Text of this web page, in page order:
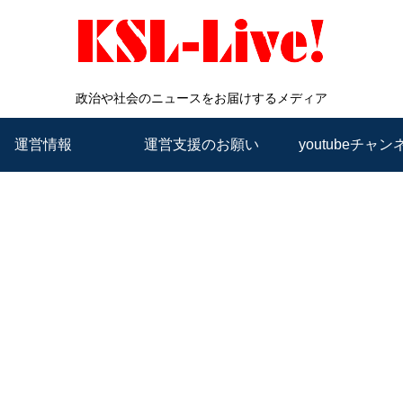
政治や社会のニュースをお届けするメディア
運営情報 運営支援のお願い youtubeチャン